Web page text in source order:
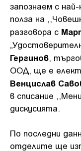
запознаем с
полза на
разговора с
Гергинов ,
ООД, ще e
Венцислав
в списание
дискусията.
По последни
отделите ще